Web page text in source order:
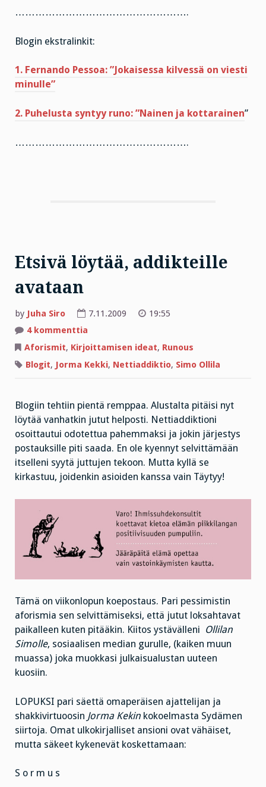
…………………………………………….
Blogin ekstralinkit:
1. Fernando Pessoa: ”Jokaisessa kilvessä on viesti
minulle”
2. Puhelusta syntyy runo: ”Nainen ja kottarainen”
…………………………………………….
Etsivä löytää, addikteille
avataan
by Juha Siro 7.11.2009
19:55
4 kommenttia
löytää,
avataan
Aforismit, Kirjoittamisen ideat, Runous
Blogit, Jorma Kekki, Nettiaddiktio, Simo Ollila
Blogiin tehtiin pientä remppaa. Alustalta pitäisi nyt
löytää vanhatkin jutut helposti. Nettiaddiktioni
osoittautui odotettua pahemmaksi ja jokin järjestys
postauksille piti saada. En ole kyennyt selvittämään
itselleni syytä juttujen tekoon. Mutta kyllä se
kirkastuu, joidenkin asioiden kanssa vain Täytyy!
Tämä on viikonlopun koepostaus. Pari pessimistin
aforismia sen selvittämiseksi, että jutut loksahtavat
paikalleen kuten pitääkin. Kiitos ystävälleni Ollilan
Simolle, sosiaalisen median gurulle, (kaiken muun
muassa) joka muokkasi julkaisualustan uuteen
kuosiin.
LOPUKSI pari säettä omaperäisen ajattelijan ja
shakkivirtuoosin Jorma Kekin kokoelmasta Sydämen
siirtoja. Omat ulkokirjalliset ansioni ovat vähäiset,
mutta säkeet kykenevät koskettamaan:
S o r m u s